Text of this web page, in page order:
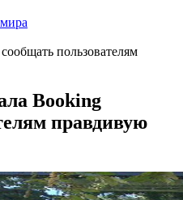
пользователям
Booking
правдивую